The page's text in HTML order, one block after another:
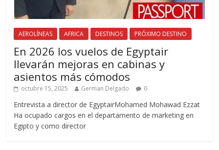
AEROLÍNEAS AFRICA DESTINOS PRÓXIMO DESTINO
En 2026 los vuelos de Egyptair
llevarán mejoras en cabinas y
asientos más cómodos
octubre 15, 2025 German Delgado 0
Entrevista a director de EgyptairMohamed Mohawad Ezzat
Ha ocupado cargos en el departamento de marketing en
Egipto y como director